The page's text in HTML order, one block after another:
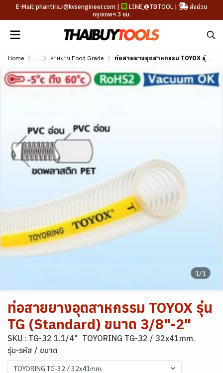
E-Mail: phantira.r@kvsengineer.com | LINE @TBTOOL |
ส่งด่วน
กรุงเทพฯ 3 ชม.
Home ... สายยาง Food Grade ท่อสายยางอุตสาหกรรม TOYOX รุ่น TG (Standard) ขนาด 3/8"-2"
1/1
ท่อสายยางอุตสาหกรรม TOYOX รุ่น
TG (Standard) ขนาด 3/8"-2"
SKU : TG-32 1.1/4" TOYORING TG-32 / 32x41mm.
รุ่น-รหัส / ขนาด
TOYORING TG-32 / 32x41mm.